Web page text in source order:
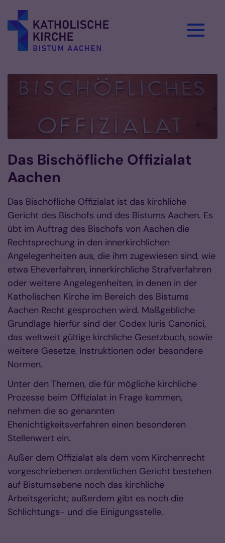
Das Bischöfliche Offizialat
Aachen
Das Bischöfliche Offizialat ist das kirchliche
Gericht des Bischofs und des Bistums Aachen. Es
übt im Auftrag des Bischofs von Aachen die
Rechtsprechung in den innerkirchlichen
Angelegenheiten aus, die ihm zugewiesen sind, wie
etwa Eheverfahren, innerkirchliche Strafverfahren
oder weitere Angelegenheiten, in denen in der
Katholischen Kirche im Bereich des Bistums
Aachen Recht gesprochen wird. Maßgebliche
Grundlage hierfür sind der Codex Iuris Canonici,
das weltweit gültige kirchliche Gesetzbuch, sowie
weitere Gesetze, Instruktionen oder besondere
Normen.
Unter den Themen, die für mögliche kirchliche
Prozesse beim Offizialat in Frage kommen,
nehmen die so genannten
Ehenichtigkeitsverfahren einen besonderen
Stellenwert ein.
Außer dem Offizialat als dem vom Kirchenrecht
vorgeschriebenen ordentlichen Gericht bestehen
auf Bistumsebene noch das kirchliche
Arbeitsgericht; außerdem gibt es noch die
Schlichtungs- und die Einigungsstelle.